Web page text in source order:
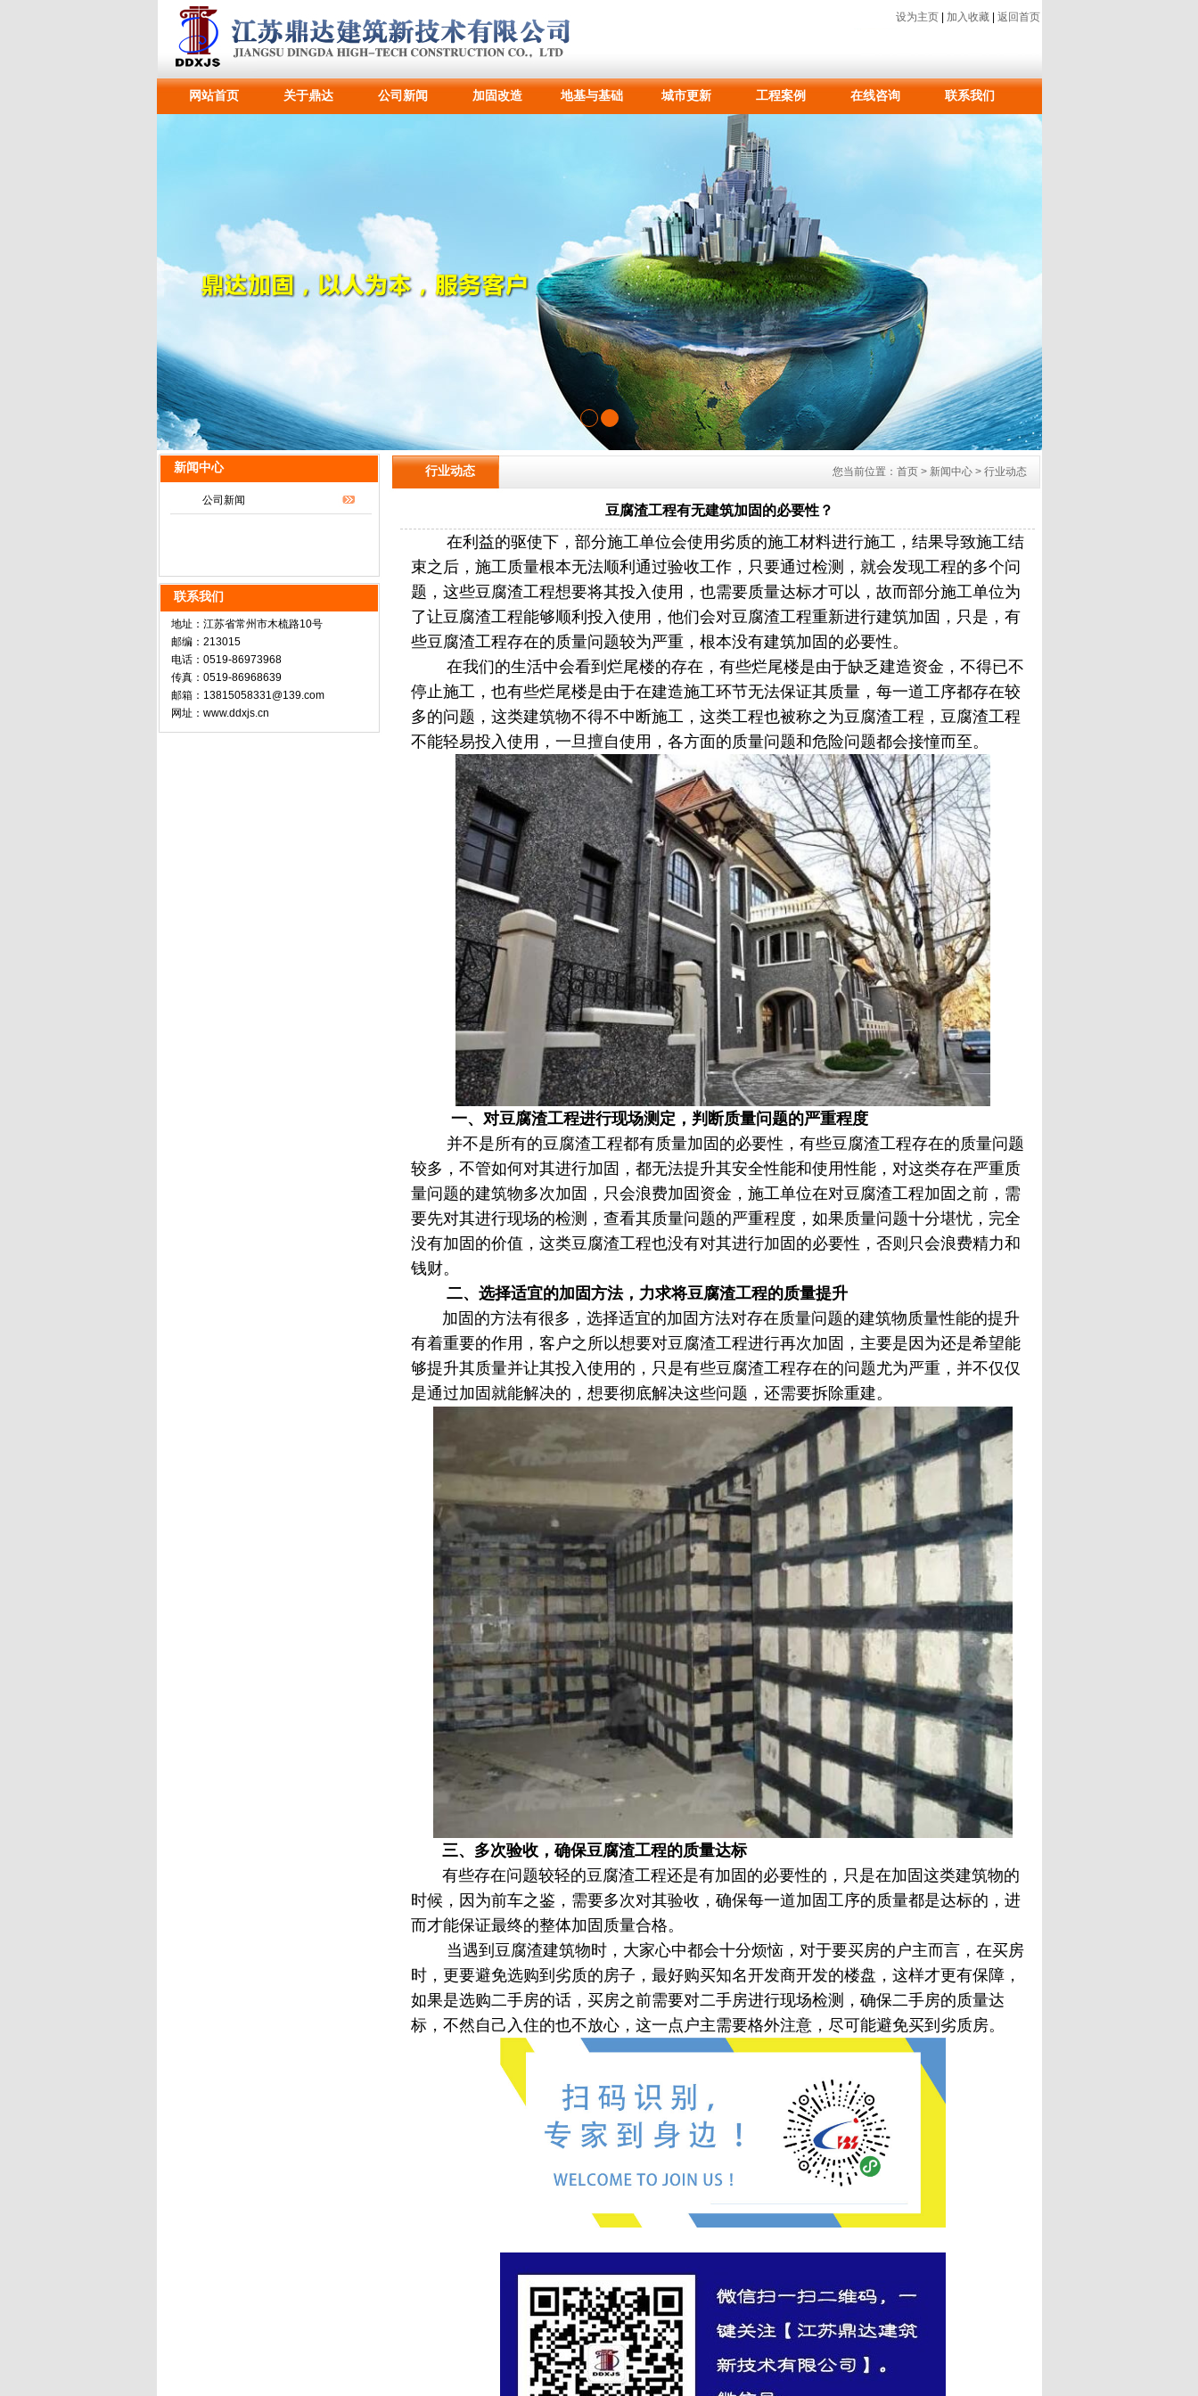
设为主页| 加入收藏| 返回首页
网站首页 关于鼎达 公司新闻 加固改造 地基与基础 城市更新 工程案例 在线咨询 联系我们
新闻中心
公司新闻
联系我们
地址：江苏省常州市木梳路10号
邮编：213015
电话：0519-86973968
传真：0519-86968639
邮箱：13815058331@139.com
网址：www.ddxjs.cn
行业动态 您当前位置：首页 > 新闻中心 > 行业动态
豆腐渣工程有无建筑加固的必要性？
在利益的驱使下，部分施工单位会使用劣质的施工材料进行施工，结果导致施工结
束之后，施工质量根本无法顺利通过验收工作，只要通过检测，就会发现工程的多个问
题，这些豆腐渣工程想要将其投入使用，也需要质量达标才可以，故而部分施工单位为
了让豆腐渣工程能够顺利投入使用，他们会对豆腐渣工程重新进行建筑加固，只是，有
些豆腐渣工程存在的质量问题较为严重，根本没有建筑加固的必要性。
在我们的生活中会看到烂尾楼的存在，有些烂尾楼是由于缺乏建造资金，不得已不
停止施工，也有些烂尾楼是由于在建造施工环节无法保证其质量，每一道工序都存在较
多的问题，这类建筑物不得不中断施工，这类工程也被称之为豆腐渣工程，豆腐渣工程
不能轻易投入使用，一旦擅自使用，各方面的质量问题和危险问题都会接憧而至。
一、对豆腐渣工程进行现场测定，判断质量问题的严重程度
并不是所有的豆腐渣工程都有质量加固的必要性，有些豆腐渣工程存在的质量问题
较多，不管如何对其进行加固，都无法提升其安全性能和使用性能，对这类存在严重质
量问题的建筑物多次加固，只会浪费加固资金，施工单位在对豆腐渣工程加固之前，需
要先对其进行现场的检测，查看其质量问题的严重程度，如果质量问题十分堪忧，完全
没有加固的价值，这类豆腐渣工程也没有对其进行加固的必要性，否则只会浪费精力和
钱财。
二、选择适宜的加固方法，力求将豆腐渣工程的质量提升
加固的方法有很多，选择适宜的加固方法对存在质量问题的建筑物质量性能的提升
有着重要的作用，客户之所以想要对豆腐渣工程进行再次加固，主要是因为还是希望能
够提升其质量并让其投入使用的，只是有些豆腐渣工程存在的问题尤为严重，并不仅仅
是通过加固就能解决的，想要彻底解决这些问题，还需要拆除重建。
三、多次验收，确保豆腐渣工程的质量达标
有些存在问题较轻的豆腐渣工程还是有加固的必要性的，只是在加固这类建筑物的
时候，因为前车之鉴，需要多次对其验收，确保每一道加固工序的质量都是达标的，进
而才能保证最终的整体加固质量合格。
当遇到豆腐渣建筑物时，大家心中都会十分烦恼，对于要买房的户主而言，在买房
时，更要避免选购到劣质的房子，最好购买知名开发商开发的楼盘，这样才更有保障，
如果是选购二手房的话，买房之前需要对二手房进行现场检测，确保二手房的质量达
标，不然自己入住的也不放心，这一点户主需要格外注意，尽可能避免买到劣质房。